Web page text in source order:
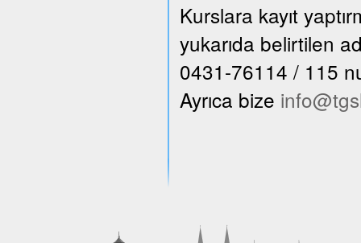
Kurslara kayıt
yukarıda belirtilen
0431-76114 / 115
Ayrıca bize